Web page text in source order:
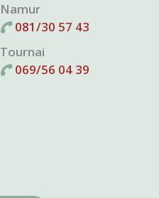
Namur
081/30 57 43
Tournai
069/56 04 39